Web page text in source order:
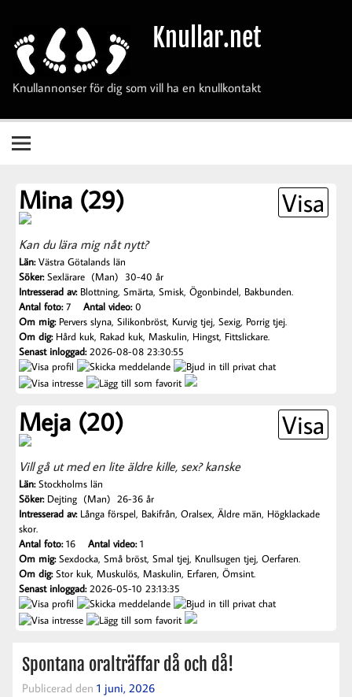
innehåll
Knullar.net
Knullannonser för dig som vill ha en knullkontakt
Mina (29) Visa
Kan du lära mig nåt nytt?
Län: Västra Götalands län
Söker:Sexlärare (Man) 30-40 år
Intresserad av: Blottning, Smärta, Smisk, Ögonbindel, Bakbunden.
Antal foto: 7 Antal video: 0
Om mig: Pervers slyna, Silikonbröst, Kurvig tjej, Sexig, Porrig tjej.
Om dig: Hård kuk, Rakad kuk, Maskulin, Hingst, Fittslickare.
Senast inloggad: 2026-08-08 23:30:55
Meja (20) Visa
Vill gå ut med en lite äldre kille, sex? kanske
Län: Stockholms län
Söker:Dejting (Man) 26-36 år
Intresserad av: Långa förspel, Bakifrån, Oralsex, Äldre män, Högklackade
skor.
Antal foto: 16 Antal video: 1
Om mig: Sexdocka, Små bröst, Smal tjej, Knullsugen tjej, Oerfaren.
Om dig: Stor kuk, Muskulös, Maskulin, Erfaren, Ömsint.
Senast inloggad: 2026-05-10 23:13:35
Spontana oralträffar då och då!
Publicerad den 1 juni, 2026